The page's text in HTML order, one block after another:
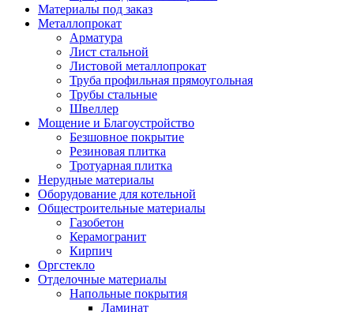
Материалы под заказ
Металлопрокат
Арматура
Лист стальной
Листовой металлопрокат
Труба профильная прямоугольная
Трубы стальные
Швеллер
Мощение и Благоустройство
Безшовное покрытие
Резиновая плитка
Тротуарная плитка
Нерудные материалы
Оборудование для котельной
Общестроительные материалы
Газобетон
Керамогранит
Кирпич
Оргстекло
Отделочные материалы
Напольные покрытия
Ламинат